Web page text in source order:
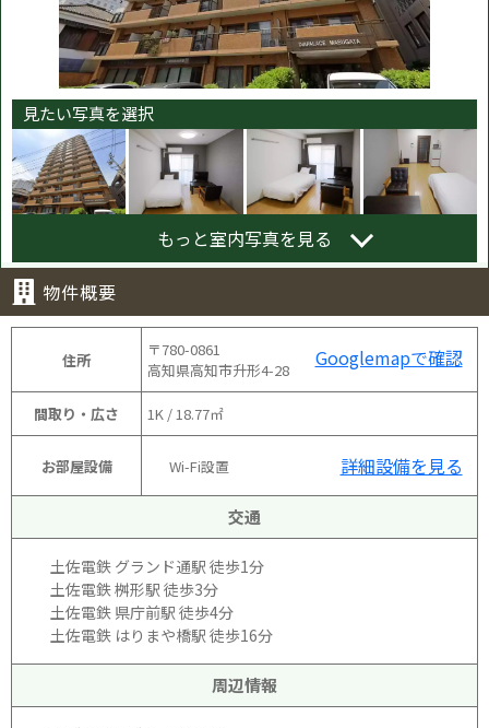
見たい写真を選択
もっと室内写真を見る
物件概要
住所
〒780-0861
高知県高知市升形4-28
Googlemapで確認
間取り・広さ 1K / 18.77㎡
お部屋設備 Wi-Fi設置 詳細設備を見る
交通
土佐電鉄 グランド通駅 徒歩1分
土佐電鉄 桝形駅 徒歩3分
土佐電鉄 県庁前駅 徒歩4分
土佐電鉄 はりまや橋駅 徒歩16分
周辺情報